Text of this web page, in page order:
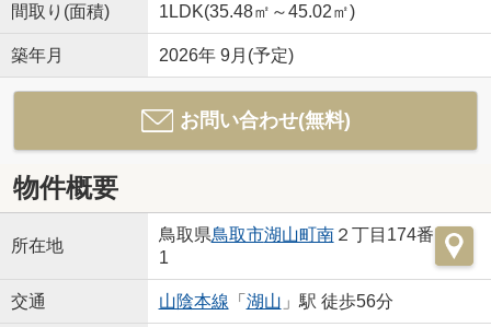
間取り(面積) 1LDK(35.48㎡～45.02㎡)
築年月 2026年 9月(予定)
お問い合わせ(無料)
物件概要
所在地
鳥取県鳥取市湖山町南２丁目174番
1
交通 山陰本線 「 湖山 」駅 徒歩56分